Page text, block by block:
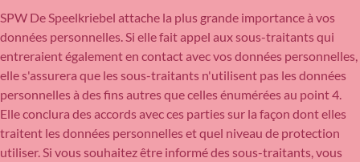
SPW De Speelkriebel attache la plus grande importance à vos
données personnelles. Si elle fait appel aux sous-traitants qui
entreraient également en contact avec vos données personnelles,
elle s'assurera que les sous-traitants n'utilisent pas les données
personnelles à des fins autres que celles énumérées au point 4.
Elle conclura des accords avec ces parties sur la façon dont elles
traitent les données personnelles et quel niveau de protection
utiliser. Si vous souhaitez être informé des sous-traitants, vous